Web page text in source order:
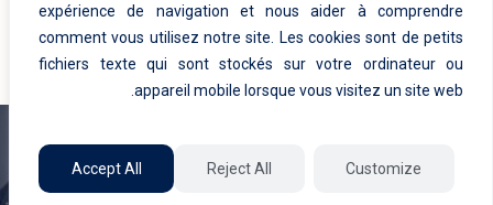
expérience de navigation et nous aider à comprendre
comment vous utilisez notre site. Les cookies sont de petits
fichiers texte qui sont stockés sur votre ordinateur ou
appareil mobile lorsque vous visitez un site web.
Customize
Reject All
Accept All
منتجات ذات صلة 1/8